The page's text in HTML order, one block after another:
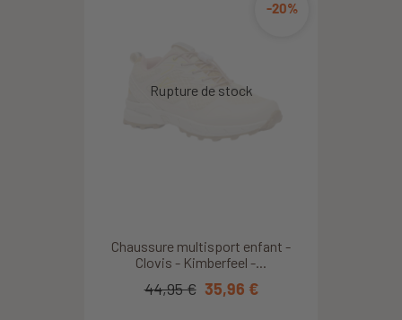
Chaussure multisport enfant -
Clovis - Kimberfeel -...
-20%
44,95 € 35,96 €